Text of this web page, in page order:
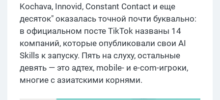
Kochava, Innovid, Constant Contact и еще
десяток" оказалась точной почти буквально:
в официальном посте TikTok названы 14
компаний, которые опубликовали свои AI
Skills к запуску. Пять на слуху, остальные
девять — это адтех, mobile- и e-com-игроки,
многие с азиатскими корнями.